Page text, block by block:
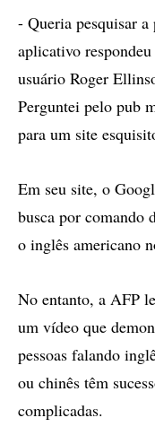
- Queria pesquisar
aplicativo
usuário Roger
Perguntei pelo pub
para um site
Em seu site, o
busca por comando
o inglês americano
No entanto, a AFP
um vídeo que
pessoas falando
ou chinês têm
complicadas.